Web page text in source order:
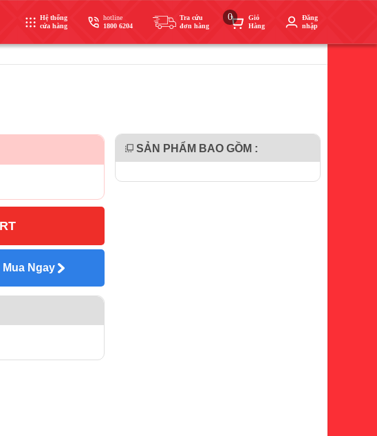
Hệ thống
cửa hàng
hotline
1800 6204
Tra cứu
đơn hàng
0
Giỏ
Hàng
Đăng
nhập
Mua Ngay
SẢN PHẨM BAO GỒM :